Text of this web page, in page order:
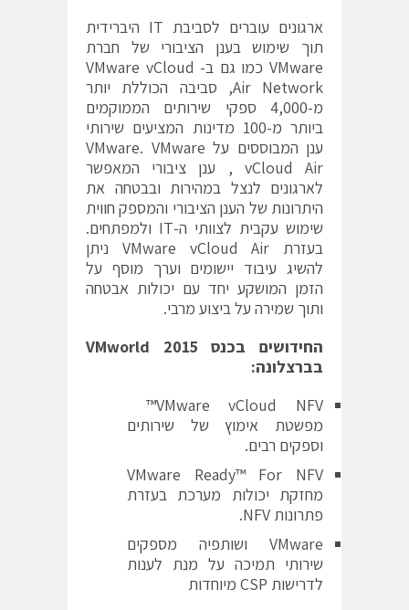
ארגונים עוברים לסביבת IT היברידית
תוך שימוש בענן הציבורי של חברת
VMware כמו גם ב- VMware vCloud
Air Network, סביבה הכוללת יותר
מ-4,000 ספקי שירותים הממוקמים
ביותר מ-100 מדינות המציעים שירותי
ענן המבוססים על VMware. VMware
vCloud Air , ענן ציבורי המאפשר
לארגונים לנצל במהירות ובבטחה את
היתרונות של הענן הציבורי והמספק חווית
שימוש עקבית לצוותי ה-IT ולמפתחים.
בעזרת VMware vCloud Air ניתן
להשיג עיבוד יישומים וערך מוסף על
הזמן המושקע יחד עם יכולות אבטחה
ותוך שמירה על ביצוע מרבי.
החידושים בכנס VMworld 2015
בברצלונה:
VMware vCloud NFV™
מפשטת אימוץ של שירותים
וספקים רבים.
VMware Ready™ For NFV
מחזקת יכולות מערכת בעזרת
פתרונות NFV.
VMware ושותפיה מספקים
שירותי תמיכה על מנת לענות
לדרישות CSP מיוחדות